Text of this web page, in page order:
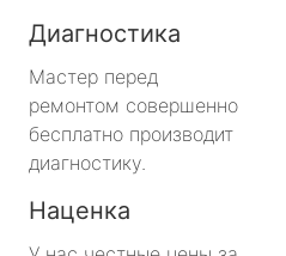
Диагностика
Мастер перед
ремонтом совершенно
бесплатно производит
диагностику.
Наценка